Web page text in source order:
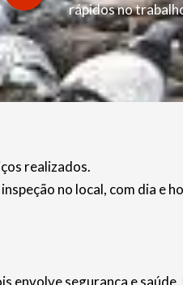
rápidos no
realizados.
no local, com dia e
segurança e